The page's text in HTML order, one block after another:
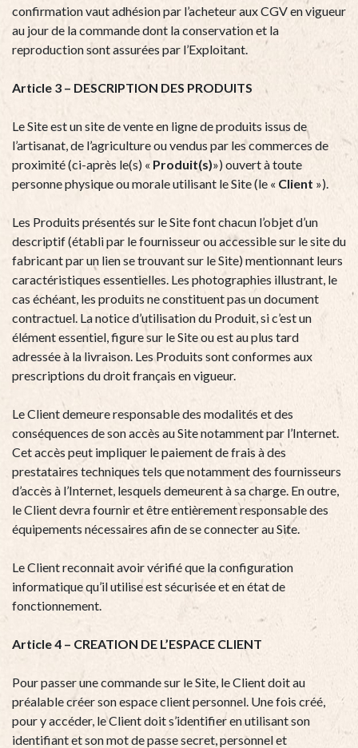
confirmation vaut adhésion par l’acheteur aux CGV en vigueur
au jour de la commande dont la conservation et la
reproduction sont assurées par l’Exploitant.
Article 3 – DESCRIPTION DES PRODUITS
Le Site est un site de vente en ligne de produits issus de
l’artisanat, de l’agriculture ou vendus par les commerces de
proximité (ci-après le(s) « Produit(s)») ouvert à toute
personne physique ou morale utilisant le Site (le « Client »).
Les Produits présentés sur le Site font chacun l’objet d’un
descriptif (établi par le fournisseur ou accessible sur le site du
fabricant par un lien se trouvant sur le Site) mentionnant leurs
caractéristiques essentielles. Les photographies illustrant, le
cas échéant, les produits ne constituent pas un document
contractuel. La notice d’utilisation du Produit, si c’est un
élément essentiel, figure sur le Site ou est au plus tard
adressée à la livraison. Les Produits sont conformes aux
prescriptions du droit français en vigueur.
Le Client demeure responsable des modalités et des
conséquences de son accès au Site notamment par l’Internet.
Cet accès peut impliquer le paiement de frais à des
prestataires techniques tels que notamment des fournisseurs
d’accès à l’Internet, lesquels demeurent à sa charge. En outre,
le Client devra fournir et être entièrement responsable des
équipements nécessaires afin de se connecter au Site.
Le Client reconnait avoir vérifié que la configuration
informatique qu’il utilise est sécurisée et en état de
fonctionnement.
Article 4 – CREATION DE L’ESPACE CLIENT
Pour passer une commande sur le Site, le Client doit au
préalable créer son espace client personnel. Une fois créé,
pour y accéder, le Client doit s’identifier en utilisant son
identifiant et son mot de passe secret, personnel et